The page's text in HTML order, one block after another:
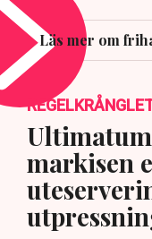
Läs mer om
markisen